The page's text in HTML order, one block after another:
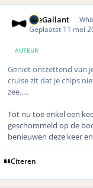
TheGallant
Geplaatst 11 mei
AUTEUR
Geniet ontzettend van
cruise zit dat je chips
zee.....
Tot nu toe enkel een
geschommeld op de
benieuwen deze keer
Citeren